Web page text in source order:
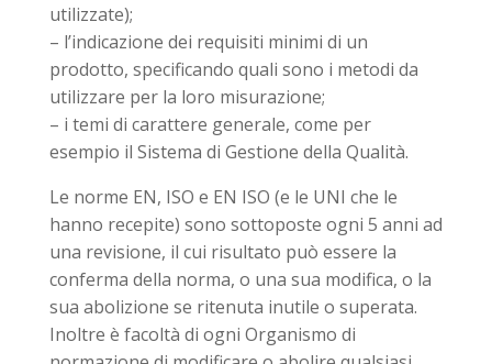
utilizzate);
– l’indicazione dei requisiti minimi di un
prodotto, specificando quali sono i metodi da
utilizzare per la loro misurazione;
– i temi di carattere generale, come per
esempio il Sistema di Gestione della Qualità.
Le norme EN, ISO e EN ISO (e le UNI che le
hanno recepite) sono sottoposte ogni 5 anni ad
una revisione, il cui risultato può essere la
conferma della norma, o una sua modifica, o la
sua abolizione se ritenuta inutile o superata.
Inoltre è facoltà di ogni Organismo di